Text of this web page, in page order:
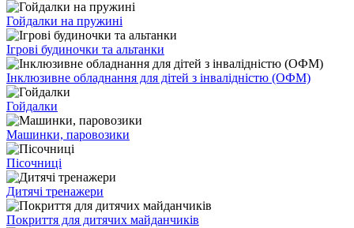
Гойдалки на пружині
Ігрові будиночки та альтанки
Інклюзивне обладнання для дітей з інвалідністю (ОФМ)
Гойдалки
Машинки, паровозики
Пісочниці
Дитячі тренажери
Покриття для дитячих майданчиків